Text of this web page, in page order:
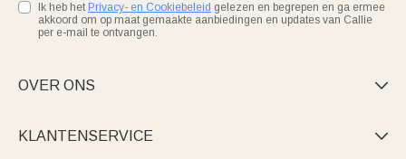
Ik heb het Privacy- en Cookiebeleid gelezen en begrepen en ga ermee
akkoord om op maat gemaakte aanbiedingen en updates van Callie
per e-mail te ontvangen.
OVER ONS 
KLANTENSERVICE 